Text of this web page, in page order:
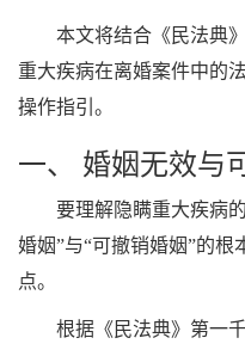
本文将结合《民法典
重大疾病在离婚案件中的
操作指引。
一、 婚姻无效与
要理解隐瞒重大疾病
婚姻”与“可撤销婚姻”的
点。
根据《民法典》第一